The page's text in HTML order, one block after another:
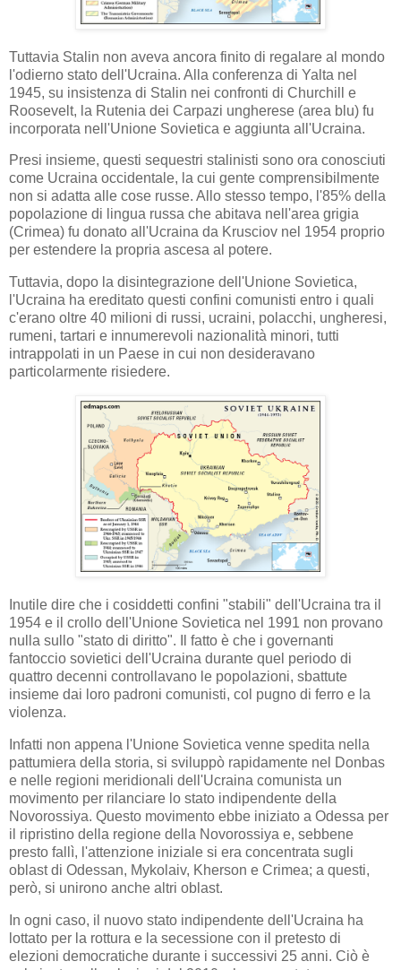
Tuttavia Stalin non aveva ancora finito di regalare al mondo
l'odierno stato dell'Ucraina. Alla conferenza di Yalta nel
1945, su insistenza di Stalin nei confronti di Churchill e
Roosevelt, la Rutenia dei Carpazi ungherese (area blu) fu
incorporata nell'Unione Sovietica e aggiunta all'Ucraina.
Presi insieme, questi sequestri stalinisti sono ora conosciuti
come Ucraina occidentale, la cui gente comprensibilmente
non si adatta alle cose russe. Allo stesso tempo, l'85% della
popolazione di lingua russa che abitava nell'area grigia
(Crimea) fu donato all'Ucraina da Krusciov nel 1954 proprio
per estendere la propria ascesa al potere.
Tuttavia, dopo la disintegrazione dell'Unione Sovietica,
l'Ucraina ha ereditato questi confini comunisti entro i quali
c'erano oltre 40 milioni di russi, ucraini, polacchi, ungheresi,
rumeni, tartari e innumerevoli nazionalità minori, tutti
intrappolati in un Paese in cui non desideravano
particolarmente risiedere.
Inutile dire che i cosiddetti confini "stabili" dell'Ucraina tra il
1954 e il crollo dell'Unione Sovietica nel 1991 non provano
nulla sullo "stato di diritto". Il fatto è che i governanti
fantoccio sovietici dell'Ucraina durante quel periodo di
quattro decenni controllavano le popolazioni, sbattute
insieme dai loro padroni comunisti, col pugno di ferro e la
violenza.
Infatti non appena l'Unione Sovietica venne spedita nella
pattumiera della storia, si sviluppò rapidamente nel Donbas
e nelle regioni meridionali dell'Ucraina comunista un
movimento per rilanciare lo stato indipendente della
Novorossiya. Questo movimento ebbe iniziato a Odessa per
il ripristino della regione della Novorossiya e, sebbene
presto fallì, l'attenzione iniziale si era concentrata sugli
oblast di Odessan, Mykolaiv, Kherson e Crimea; a questi,
però, si unirono anche altri oblast.
In ogni caso, il nuovo stato indipendente dell'Ucraina ha
lottato per la rottura e la secessione con il pretesto di
elezioni democratiche durante i successivi 25 anni. Ciò è